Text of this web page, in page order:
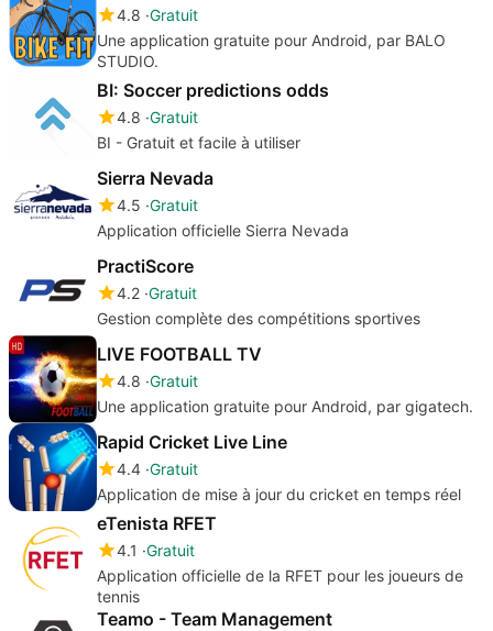
4.8 Gratuit
Une application gratuite pour Android, par BALO
STUDIO.
BI: Soccer predictions odds
4.8 Gratuit
BI - Gratuit et facile à utiliser
Sierra Nevada
4.5 Gratuit
Application officielle Sierra Nevada
PractiScore
4.2 Gratuit
Gestion complète des compétitions sportives
LIVE FOOTBALL TV
4.8 Gratuit
Une application gratuite pour Android, par gigatech.
Rapid Cricket Live Line
4.4 Gratuit
Application de mise à jour du cricket en temps réel
eTenista RFET
4.1 Gratuit
Application officielle de la RFET pour les joueurs de
tennis
Teamo - Team Management